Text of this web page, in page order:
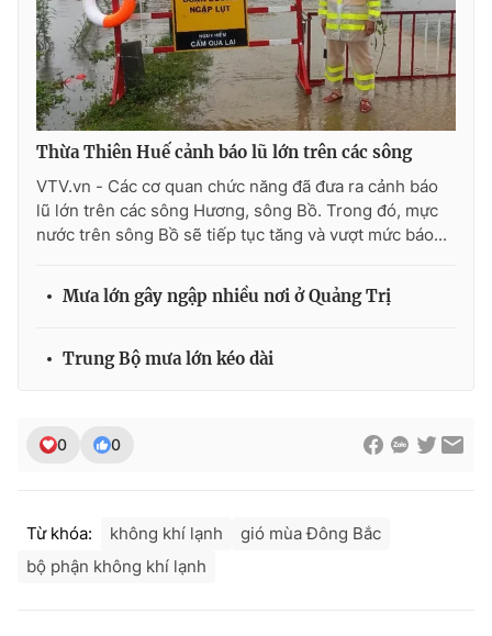
Thừa Thiên Huế cảnh báo lũ lớn trên các sông
VTV.vn - Các cơ quan chức năng đã đưa ra cảnh báo
lũ lớn trên các sông Hương, sông Bồ. Trong đó, mực
nước trên sông Bồ sẽ tiếp tục tăng và vượt mức báo...
Mưa lớn gây ngập nhiều nơi ở Quảng Trị
Trung Bộ mưa lớn kéo dài
0 0
Từ khóa: không khí lạnh
gió mùa Đông Bắc
bộ phận không khí lạnh